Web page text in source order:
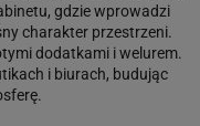
gdzie wprowadzi
charakter przestrzeni.
dodatkami i welurem.
i biurach, budując